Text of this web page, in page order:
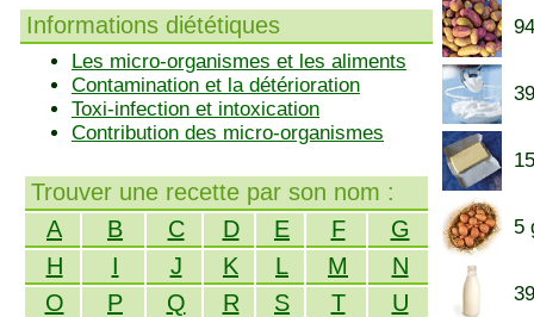
Informations diététiques
Les micro-organismes et les aliments
Contamination et la détérioration
Toxi-infection et intoxication
Contribution des micro-organismes
Trouver une recette par son nom :
A
B C D E F
G
H
I J K L M
N
O
P Q R S T
U
5